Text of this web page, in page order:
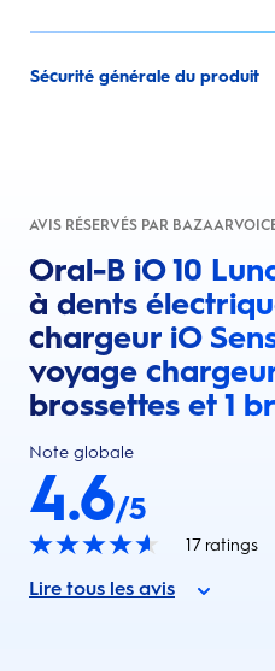
Sécurité générale du produit
AVIS RÉSERVÉS PAR
Oral-B iO 10
à dents
chargeur iO
voyage
brossettes et 1
Note globale
4.6/5
17 ratings
Lire tous les avis